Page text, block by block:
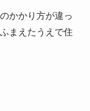
かかり方が違っ
まえたうえで住